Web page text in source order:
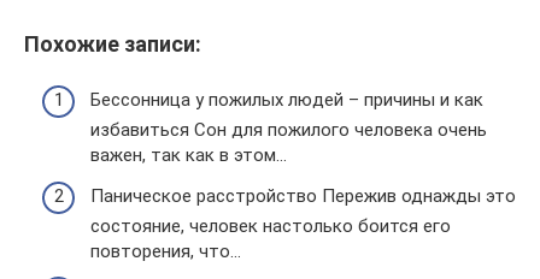
Похожие записи:
Бессонница у пожилых людей – причины и как
избавиться Сон для пожилого человека очень
важен, так как в этом…
Паническое расстройство Пережив однажды это
состояние, человек настолько боится его
повторения, что…